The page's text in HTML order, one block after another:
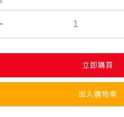
立即購買
加入購物車